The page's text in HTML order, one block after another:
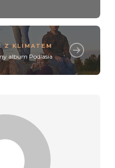
Z KLIMATEM
album Podlasia